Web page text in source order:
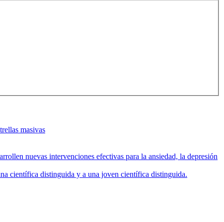
masivas
nuevas intervenciones efectivas para la ansiedad, la depresión
científica distinguida y a una joven científica distinguida.